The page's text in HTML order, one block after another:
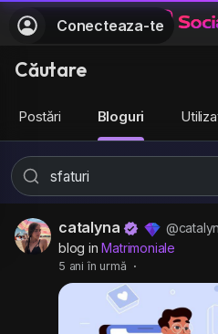
Conecteaza-te
Căutare
Postări Bloguri
catalyna
blog inMatrimoniale
5 ani în urmă ·